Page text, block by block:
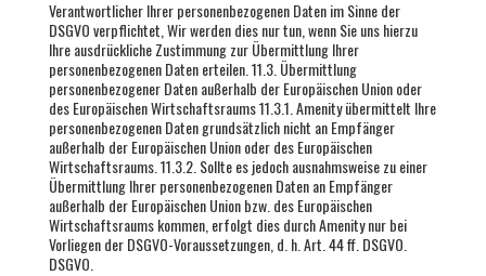
Verantwortlicher Ihrer personenbezogenen Daten im Sinne der
DSGVO verpflichtet, Wir werden dies nur tun, wenn Sie uns hierzu
Ihre ausdrückliche Zustimmung zur Übermittlung Ihrer
personenbezogenen Daten erteilen. 11.3. Übermittlung
personenbezogener Daten außerhalb der Europäischen Union oder
des Europäischen Wirtschaftsraums 11.3.1. Amenity übermittelt Ihre
personenbezogenen Daten grundsätzlich nicht an Empfänger
außerhalb der Europäischen Union oder des Europäischen
Wirtschaftsraums. 11.3.2. Sollte es jedoch ausnahmsweise zu einer
Übermittlung Ihrer personenbezogenen Daten an Empfänger
außerhalb der Europäischen Union bzw. des Europäischen
Wirtschaftsraums kommen, erfolgt dies durch Amenity nur bei
Vorliegen der DSGVO-Voraussetzungen, d. h. Art. 44 ff. DSGVO.
DSGVO.